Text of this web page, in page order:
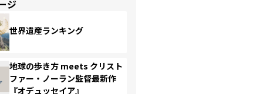
ジ
世界遺産ランキング
地球の歩き方 meets クリスト
ファー・ノーラン監督最新作
『オデュッセイア』